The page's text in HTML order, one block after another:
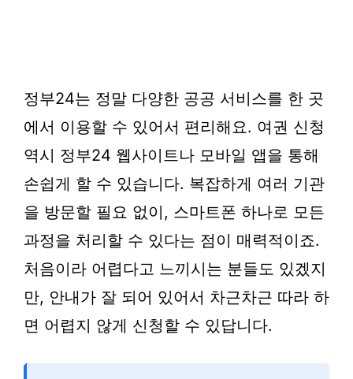
정부24는 정말 다양한 공공 서비스를 한 곳
에서 이용할 수 있어서 편리해요. 여권 신청
역시 정부24 웹사이트나 모바일 앱을 통해
손쉽게 할 수 있습니다. 복잡하게 여러 기관
을 방문할 필요 없이, 스마트폰 하나로 모든
과정을 처리할 수 있다는 점이 매력적이죠.
처음이라 어렵다고 느끼시는 분들도 있겠지
만, 안내가 잘 되어 있어서 차근차근 따라 하
면 어렵지 않게 신청할 수 있답니다.